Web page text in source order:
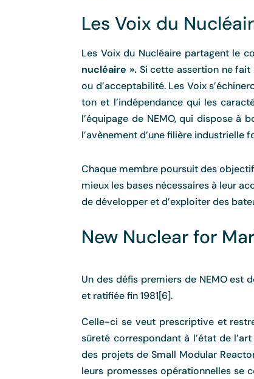
Les Voix du
Les Voix du Nucléaire partagent le
nucléaire ». Si cette assertion ne fait
ou d’acceptabilité. Les Voix
ton et l’indépendance qui les
l’équipage de NEMO, qui dispose
l’avènement d’une filière industrielle
Chaque membre poursuit des
mieux les bases nécessaires à leur
de développer et d’exploiter des
New Nuclear for
Un des défis premiers de NEMO est
et ratifiée fin 1981[6].
Celle-ci se veut prescriptive et
sûreté correspondant à l’état de
des projets de Small Modular
leurs promesses opérationnelles se